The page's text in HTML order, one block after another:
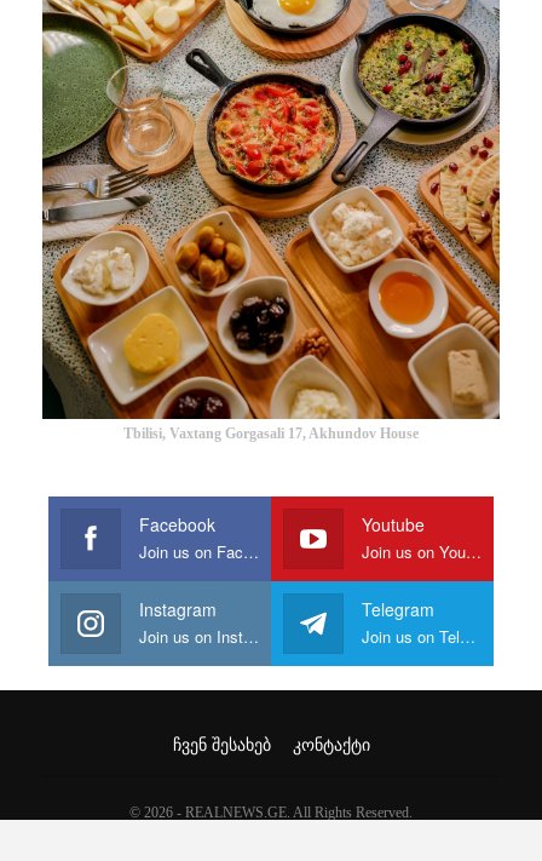
Tbilisi, Vaxtang Gorgasali 17, Akhundov House
Facebook
Join us on Facebook
Youtube
Join us on Youtube
Instagram
Join us on Instagram
Telegram
Join us on Telegram
ᲩᲕᲔᲜ ᲨᲔᲡᲐᲮᲔᲑ ᲙᲝᲜᲢᲐᲥᲢᲘ
© 2026 - REALNEWS.GE. All Rights Reserved.